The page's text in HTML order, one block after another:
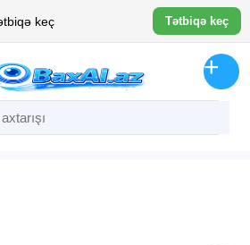
keç Tətbiqə keç